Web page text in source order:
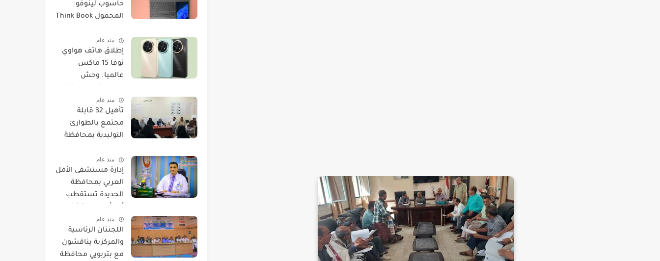
حاسوب لينوفو
المحمول Think Book
منذ عام
​إطلاق هاتف هواوي
نوفا 15 ماكس
عالميا. وحش
EMUI 14.
منذ عام
تأهيل 32 قابلة
مجتمع بالطوارئ
التوليدية بمحافظة
منذ عام
إدارة مستشفى الأمل
العربي بمحافظة
الحديدة تستقطب
العيون.
منذ عام
اللجنتان الرئاسية
والمركزية يناقشون
مع بتربويي محافظة